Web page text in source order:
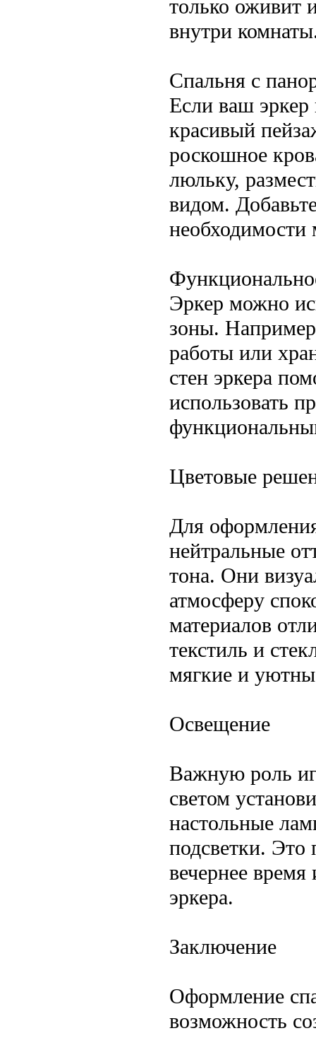
только оживит
внутри
Спальня с
Если ваш
красивый
роскошное
люльку,
видом.
необходимости
Эркер можно
зоны.
работы или
стен эркера
использовать
Цветовые
Для
нейтральные
тона. Они
атмосферу
материалов
текстиль и
мягкие и
Освещение
Важную роль
светом
настольные
подсветки. Это
вечернее
эркера.
Заключение
Оформление
возможность